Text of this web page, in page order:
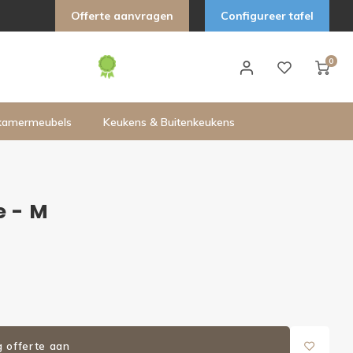
Offerte aanvragen Configureer tafel
0
Keukens & Buitenkeukens
- M
offerte aan